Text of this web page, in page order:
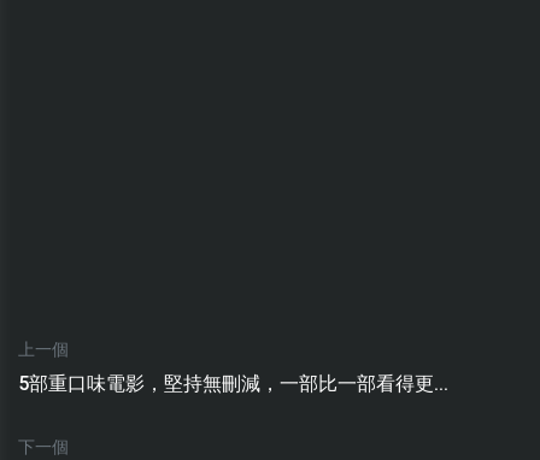
上一個
5部重口味電影，堅持無刪減，一部比一部看得更...
下一個